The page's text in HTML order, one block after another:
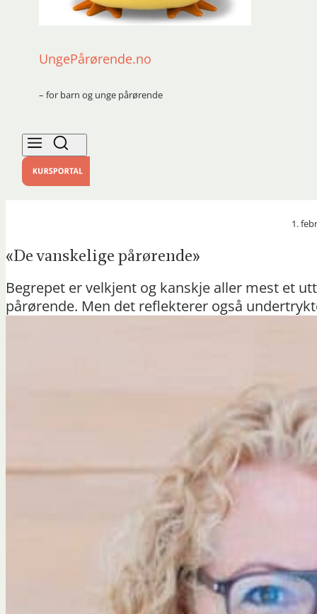
UngePårørende.no
– for barn og unge pårørende
1.
«De vanskelige pårørende»
Begrepet er velkjent og kanskje aller mest et
pårørende. Men det reflekterer også